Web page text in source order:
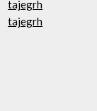
tajegrh
tajegrh